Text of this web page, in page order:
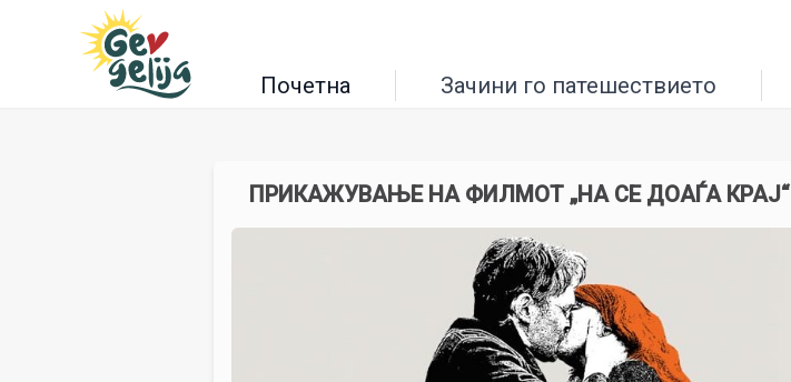
Почетна Зачини го патешествието
ПРИКАЖУВАЊЕ НА ФИЛМОТ „НА СЕ ДОАЃА КРАЈ“